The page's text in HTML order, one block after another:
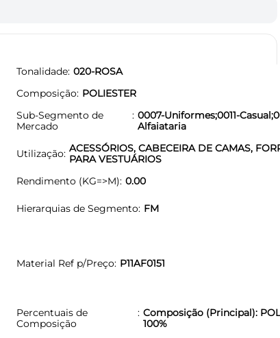
Tonalidade 020-ROSA
Composição POLIESTER
Sub-Segmento de
Mercado
0007-Uniformes;0011-
Alfaiataria
Utilização ACESSÓRIOS, CABECEIRA DE CAMAS,
PARA VESTUÁRIOS
Rendimento (KG=>M) 0.00
Hierarquias de Segmento FM
Material Ref p/Preço P11AF0151
Percentuais de
Composição
Composição (Principal):
100%